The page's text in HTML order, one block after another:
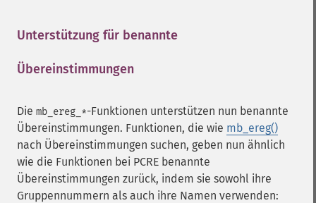
Unterstützung für benannte
Übereinstimmungen
Die mb_ereg_*-Funktionen unterstützen nun benannte
Übereinstimmungen. Funktionen, die wie mb_ereg()
nach Übereinstimmungen suchen, geben nun ähnlich
wie die Funktionen bei PCRE benannte
Übereinstimmungen zurück, indem sie sowohl ihre
Gruppennummern als auch ihre Namen verwenden: